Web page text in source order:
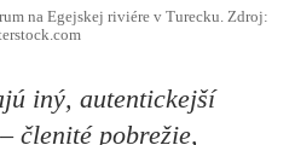
na Egejskej riviére v Turecku. Zdroj:
iný, autentickejší
členité pobrežie,